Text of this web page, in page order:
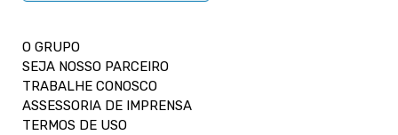
O GRUPO
SEJA NOSSO PARCEIRO
TRABALHE CONOSCO
ASSESSORIA DE IMPRENSA
TERMOS DE USO